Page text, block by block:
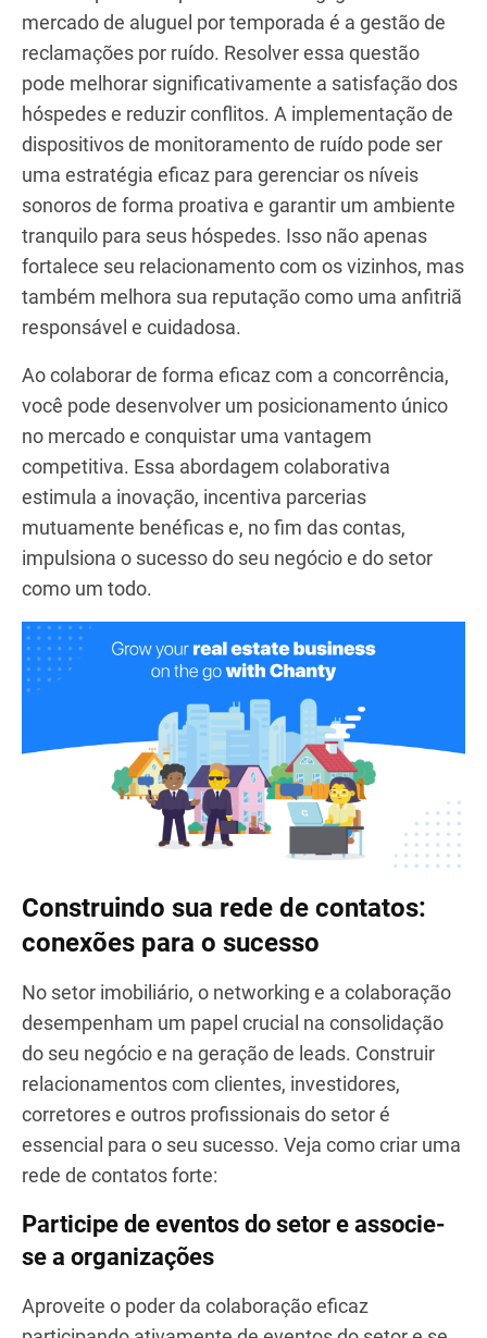
clientes em potencial que seu concorrente pode
estar deixando de lado.
Da mesma forma, ao compartilhar conhecimentos,
você pode identificar um segmento de mercado
em crescimento que ainda não foi explorado por
seus concorrentes. Por exemplo, direcionar seus
esforços para viajantes internacionais pode abrir
novas oportunidades de expansão e aumento de
receita.
Outro aspecto frequentemente negligenciado no
reclamações por ruído. Resolver essa questão
pode melhorar significativamente a satisfação dos
hóspedes e reduzir conflitos. A implementação de
dispositivos de monitoramento de ruído pode ser
uma estratégia eficaz para gerenciar os níveis
sonoros de forma proativa e garantir um ambiente
tranquilo para seus hóspedes. Isso não apenas
fortalece seu relacionamento com os vizinhos, mas
também melhora sua reputação como uma anfitriã
responsável e cuidadosa.
Ao colaborar de forma eficaz com a concorrência,
você pode desenvolver um posicionamento único
no mercado e conquistar uma vantagem
competitiva. Essa abordagem colaborativa
estimula a inovação, incentiva parcerias
mutuamente benéficas e, no fim das contas,
como um todo.
Construindo sua rede de contatos:
conexões para o sucesso
No setor imobiliário, o networking e a colaboração